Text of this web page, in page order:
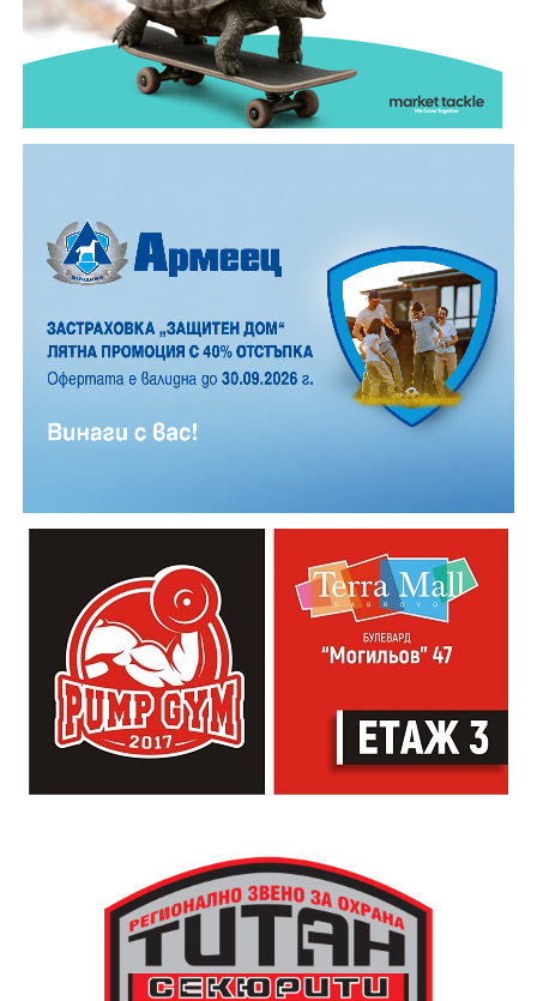
12 АВГУСТ (сряда)
19:00ч. „Книга за книга“ – донеси книга, вземи си
друга, обсъди заглавия и автори с други читатели
20:00ч. Концерт на група МОЛЕЦ, GoGo,
Zov&Vakavliev, Toria
21:30ч. Коктейли и музика
обикновена лятна вечер.
които свират на китара, да се включат – независимо
от професионалното им ниво. Събитието е различно
– то не е концерт, а споделено преживяване, в което
всеки участва по свой начин. Няма сцена или
официална програма, няма предварително обявени
изпълнители и разделение между публика и
артисти. Всеки е добре дошъл да пее, свири или
просто да преживее звездопад, изпълнен с музика,
падащи звезди и желания.
транспорт до местността Градище. Електрическият
автобус ще тръгне в 19:30 ч. от пл. „Възраждане“, а
обратно към града в 00:00 ч. – от паркинга до
поляната. Вземете със себе си връхна дреха и одеяло
или шалте! За повече информация тел. 0887907075.